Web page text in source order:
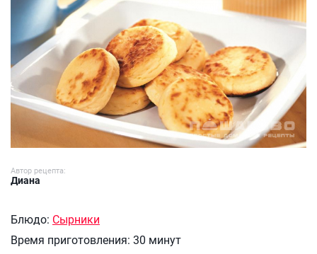
Автор рецепта:
Диана
Блюдо: Сырники
Время приготовления: 30 минут